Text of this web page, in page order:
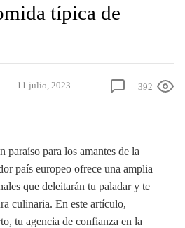
típica de
11 julio, 2023 392
paraíso para los amantes de la
país europeo ofrece una amplia
que deleitarán tu paladar y te
culinaria. En este artículo,
tu agencia de confianza en la